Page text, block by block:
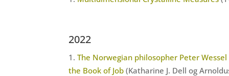
2022
The Norwegian philosopher Peter
the Book of Job (Katharine J. Dell og